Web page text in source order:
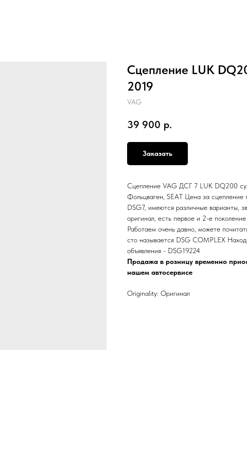
Сцепление LUK
2019
VAG
39 900 р.
Заказать
Сцепление VAG ДСГ 7 LUK DQ200
Фольцваген, SEAT Цена за
DSG7, имеются различные варианты,
оригинал, есть первое и 2-е
Работаем очень давно, можете
сто называется DSG COMPLEX
объявления - DSG19224
Продажа в розницу временно
нашем автосервисе
Originality: Оригинал